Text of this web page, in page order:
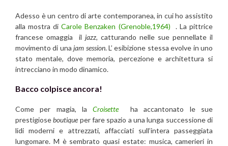
Adesso è un centro di arte contemporanea, in cui ho assistito
alla mostra diCarole Benzaken (Grenoble,1964)
. La pittrice
francese omaggia il jazz, catturando nelle sue pennellate il
movimento di unajam session. L’ esibizione stessa evolve in uno
stato mentale, dove memoria, percezione e architettura si
intrecciano in modo dinamico.
Bacco colpisce ancora!
Come per magia, laCroisetteha accantonato le sue
prestigioseboutique per fare spazio a una lunga successione di
lidi moderni e attrezzati, affacciati sull’intera passeggiata
lungomare. M è sembrato quasi estate: musica, camerieri in